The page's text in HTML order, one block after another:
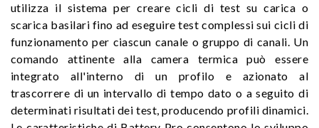
utilizza il sistema per creare cicli di test su carica o
scarica basilari fino ad eseguire test complessi sui cicli di
funzionamento per ciascun canale o gruppo di canali. Un
comando attinente alla camera termica può essere
integrato all'interno di un profilo e azionato al
trascorrere di un intervallo di tempo dato o a seguito di
determinati risultati dei test, producendo profili dinamici.